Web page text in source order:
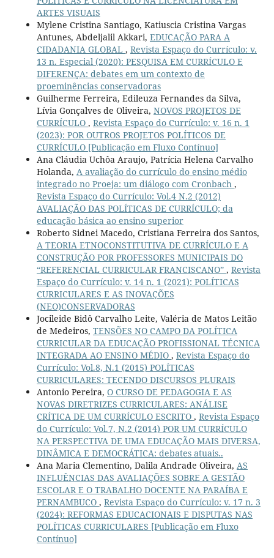
ARTES VISUAIS
Mylene Cristina Santiago, Katiuscia Cristina Vargas
Antunes, Abdeljalil Akkari, EDUCAÇÃO PARA A
CIDADANIA GLOBAL , Revista Espaço do Currículo: v.
13 n. Especial (2020): PESQUISA EM CURRÍCULO E
DIFERENÇA: debates em um contexto de
proeminências conservadoras
Guilherme Ferreira, Edileuza Fernandes da Silva,
Lívia Gonçalves de Oliveira, NOVOS PROJETOS DE
CURRÍCULO , Revista Espaço do Currículo: v. 16 n. 1
(2023): POR OUTROS PROJETOS POLÍTICOS DE
CURRÍCULO [Publicação em Fluxo Contínuo]
Ana Cláudia Uchôa Araujo, Patrícia Helena Carvalho
Holanda, A avaliação do currículo do ensino médio
integrado no Proeja: um diálogo com Cronbach ,
Revista Espaço do Currículo: Vol.4 N.2 (2012)
AVALIAÇÃO DAS POLÍTICAS DE CURRÍCULO; da
educação básica ao ensino superior
Roberto Sidnei Macedo, Cristiana Ferreira dos Santos,
A TEORIA ETNOCONSTITUTIVA DE CURRÍCULO E A
CONSTRUÇÃO POR PROFESSORES MUNICIPAIS DO
“REFERENCIAL CURRICULAR FRANCISCANO” , Revista
Espaço do Currículo: v. 14 n. 1 (2021): POLÍTICAS
CURRICULARES E AS INOVAÇÕES
(NEO)CONSERVADORAS
Jocileide Bidô Carvalho Leite, Valéria de Matos Leitão
de Medeiros, TENSÕES NO CAMPO DA POLÍTICA
CURRICULAR DA EDUCAÇÃO PROFISSIONAL TÉCNICA
INTEGRADA AO ENSINO MÉDIO , Revista Espaço do
Currículo: Vol.8, N.1 (2015) POLÍTICAS
CURRICULARES: TECENDO DISCURSOS PLURAIS
Antonio Pereira, O CURSO DE PEDAGOGIA E AS
NOVAS DIRETRIZES CURRICULARES: ANÁLISE
CRÍTICA DE UM CURRÍCULO ESCRITO , Revista Espaço
do Currículo: Vol.7, N.2 (2014) POR UM CURRÍCULO
NA PERSPECTIVA DE UMA EDUCAÇÃO MAIS DIVERSA,
DINÂMICA E DEMOCRÁTICA: debates atuais..
Ana Maria Clementino, Dalila Andrade Oliveira, AS
INFLUÊNCIAS DAS AVALIAÇÕES SOBRE A GESTÃO
ESCOLAR E O TRABALHO DOCENTE NA PARAÍBA E
PERNAMBUCO , Revista Espaço do Currículo: v. 17 n. 3
(2024): REFORMAS EDUCACIONAIS E DISPUTAS NAS
POLÍTICAS CURRICULARES [Publicação em Fluxo
Contínuo]